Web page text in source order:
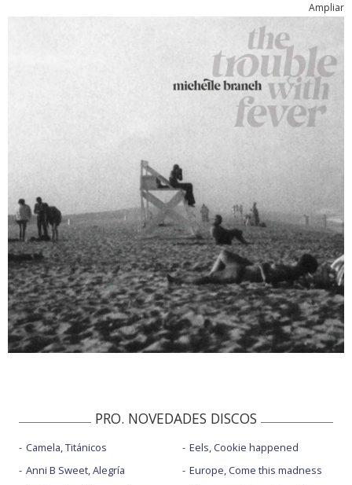
Ampliar
PRO. NOVEDADES DISCOS
Camela, Titánicos
Anni B Sweet, Alegría
Eels, Cookie happened
Europe, Come this madness